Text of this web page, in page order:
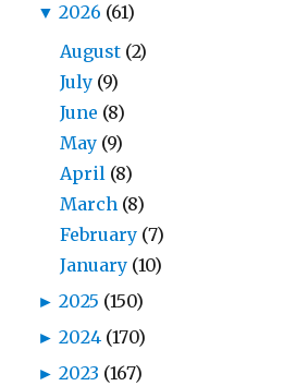
▼ 2026 (61)
August (2)
July (9)
June (8)
May (9)
April (8)
March (8)
February (7)
January (10)
► 2025 (150)
► 2024 (170)
► 2023 (167)